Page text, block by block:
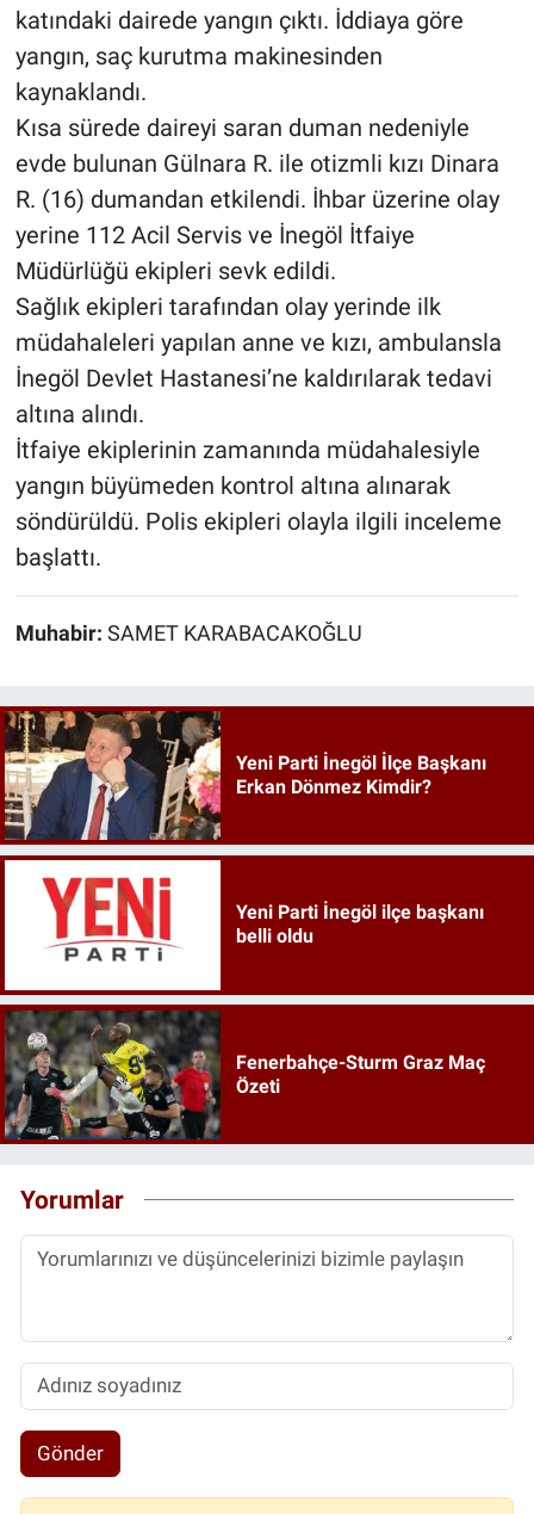
katındaki dairede yangın çıktı. İddiaya göre
yangın, saç kurutma makinesinden
kaynaklandı.
Kısa sürede daireyi saran duman nedeniyle
evde bulunan Gülnara R. ile otizmli kızı Dinara
R. (16) dumandan etkilendi. İhbar üzerine olay
yerine 112 Acil Servis ve İnegöl İtfaiye
Müdürlüğü ekipleri sevk edildi.
Sağlık ekipleri tarafından olay yerinde ilk
müdahaleleri yapılan anne ve kızı, ambulansla
İnegöl Devlet Hastanesi’ne kaldırılarak tedavi
altına alındı.
İtfaiye ekiplerinin zamanında müdahalesiyle
yangın büyümeden kontrol altına alınarak
söndürüldü. Polis ekipleri olayla ilgili inceleme
başlattı.
Muhabir: SAMET KARABACAKOĞLU
Yeni Parti İnegöl İlçe Başkanı
Erkan Dönmez Kimdir?
Yeni Parti İnegöl ilçe başkanı
belli oldu
Fenerbahçe-Sturm Graz Maç
Özeti
Yorumlar
Gönder